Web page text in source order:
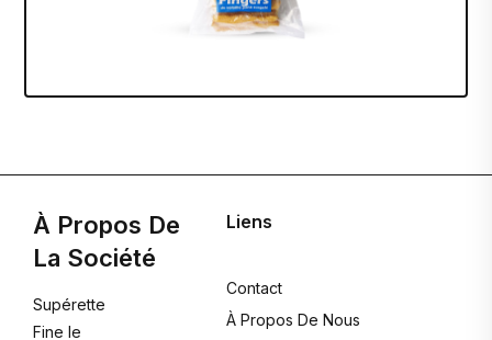
À Propos De
La Société
Supérette
Fine le
Liens
Contact
À Propos De Nous